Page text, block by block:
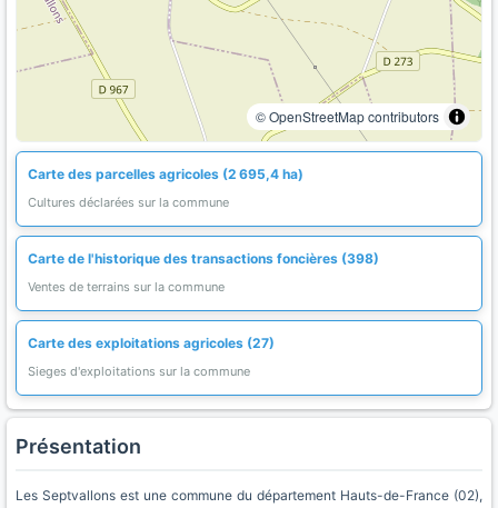
© OpenStreetMap contributors
Carte des parcelles agricoles (2 695,4 ha)
Cultures déclarées sur la commune
Carte de l'historique des transactions foncières (398)
Ventes de terrains sur la commune
Carte des exploitations agricoles (27)
Sieges d'exploitations sur la commune
Présentation
Les Septvallons est une commune du département Hauts-de-France (02),